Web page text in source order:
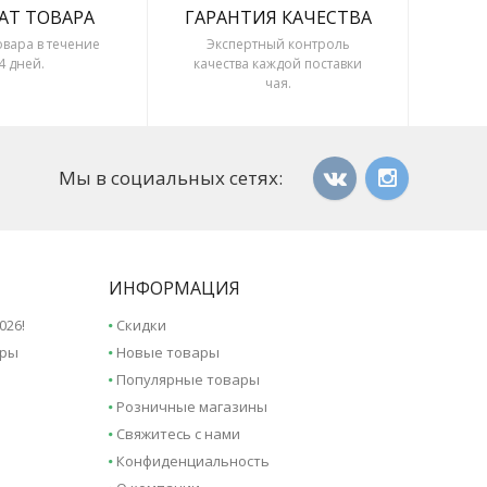
ТОВАРА
в течение
дней.
ГАРАНТИЯ КАЧЕСТВА
Экспертный контроль
качества каждой поставки
чая.
Мы в социальных сетях:
ИНФОРМАЦИЯ
Скидки
Новые товары
Популярные товары
Розничные магазины
Свяжитесь с нами
Конфиденциальность